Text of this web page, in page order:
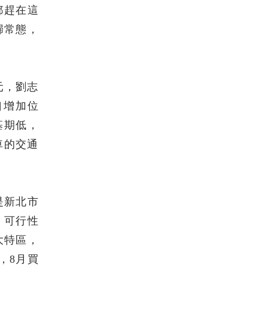
趕在這
態，
，劉志
加位
低，
交通
新北市
可行性
區，
8月買